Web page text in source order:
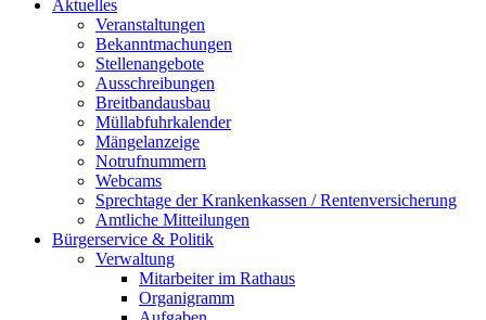
Aktuelles
Veranstaltungen
Bekanntmachungen
Stellenangebote
Ausschreibungen
Breitbandausbau
Müllabfuhrkalender
Mängelanzeige
Notrufnummern
Webcams
Sprechtage der Krankenkassen / Rentenversicherung
Amtliche Mitteilungen
Bürgerservice & Politik
Verwaltung
Mitarbeiter im Rathaus
Organigramm